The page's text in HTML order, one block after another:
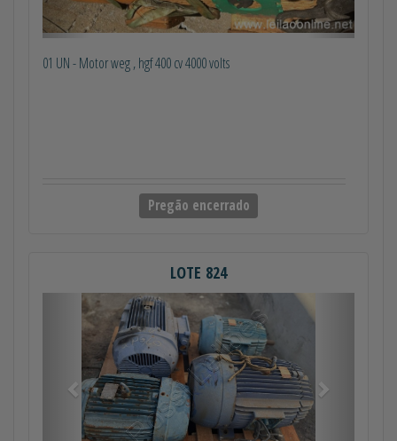
01 UN - Motor weg , hgf 400 cv 4000 volts
Pregão encerrado
LOTE 824
Anterior